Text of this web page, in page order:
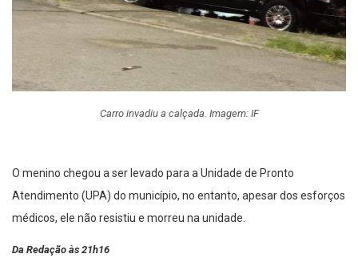
Carro invadiu a calçada. Imagem: IF
O menino chegou a ser levado para a Unidade de Pronto
Atendimento (UPA) do município, no entanto, apesar dos esforços
médicos, ele não resistiu e morreu na unidade.
Da Redação às 21h16